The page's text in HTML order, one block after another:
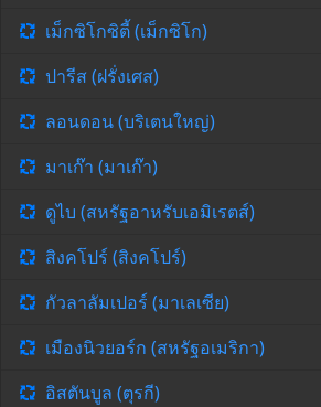
เม็กซิโกซิตี้ (เม็กซิโก)
ปารีส (ฝรั่งเศส)
ลอนดอน (บริเตนใหญ่)
มาเก๊า (มาเก๊า)
ดูไบ (สหรัฐอาหรับเอมิเรตส์)
สิงคโปร์ (สิงคโปร์)
กัวลาลัมเปอร์ (มาเลเซีย)
เมืองนิวยอร์ก (สหรัฐอเมริกา)
อิสตันบูล (ตุรกี)